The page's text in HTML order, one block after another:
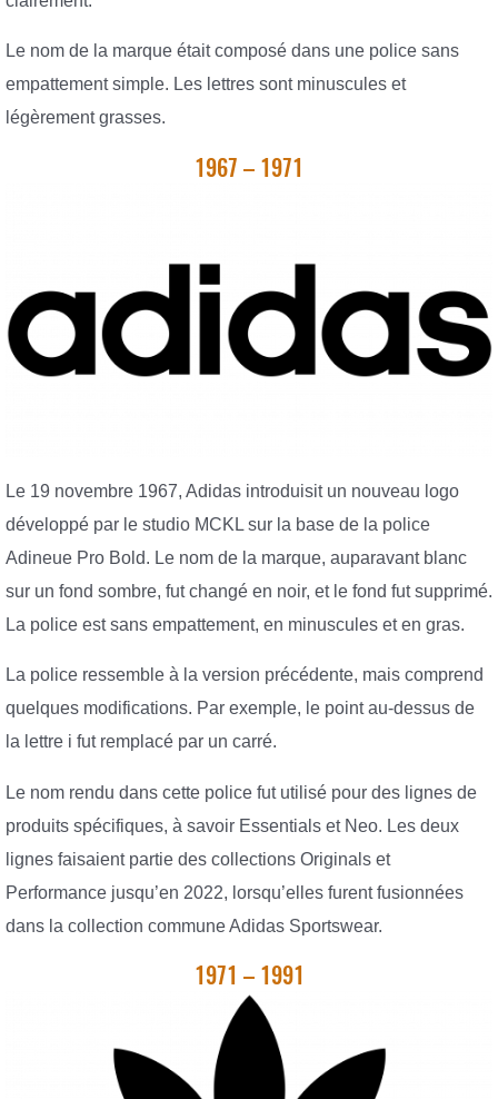
Le nom de la marque était composé dans une police sans
empattement simple. Les lettres sont minuscules et
légèrement grasses.
1967 – 1971
Le 19 novembre 1967, Adidas introduisit un nouveau logo
développé par le studio MCKL sur la base de la police
Adineue Pro Bold. Le nom de la marque, auparavant blanc
sur un fond sombre, fut changé en noir, et le fond fut supprimé.
La police est sans empattement, en minuscules et en gras.
La police ressemble à la version précédente, mais comprend
quelques modifications. Par exemple, le point au-dessus de
la lettre i fut remplacé par un carré.
Le nom rendu dans cette police fut utilisé pour des lignes de
produits spécifiques, à savoir Essentials et Neo. Les deux
lignes faisaient partie des collections Originals et
Performance jusqu’en 2022, lorsqu’elles furent fusionnées
dans la collection commune Adidas Sportswear.
1971 – 1991